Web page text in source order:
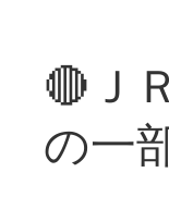
🔴Ｊ
の一